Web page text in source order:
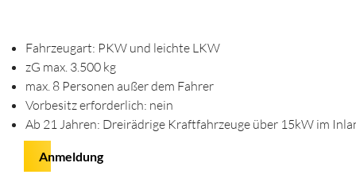
Fahrzeugart: PKW und leichte LKW
zG max. 3.500 kg
max. 8 Personen außer dem Fahrer
Vorbesitz erforderlich: nein
Ab 21 Jahren: Dreirädrige Kraftfahrzeuge über 15kW im
Anmeldung